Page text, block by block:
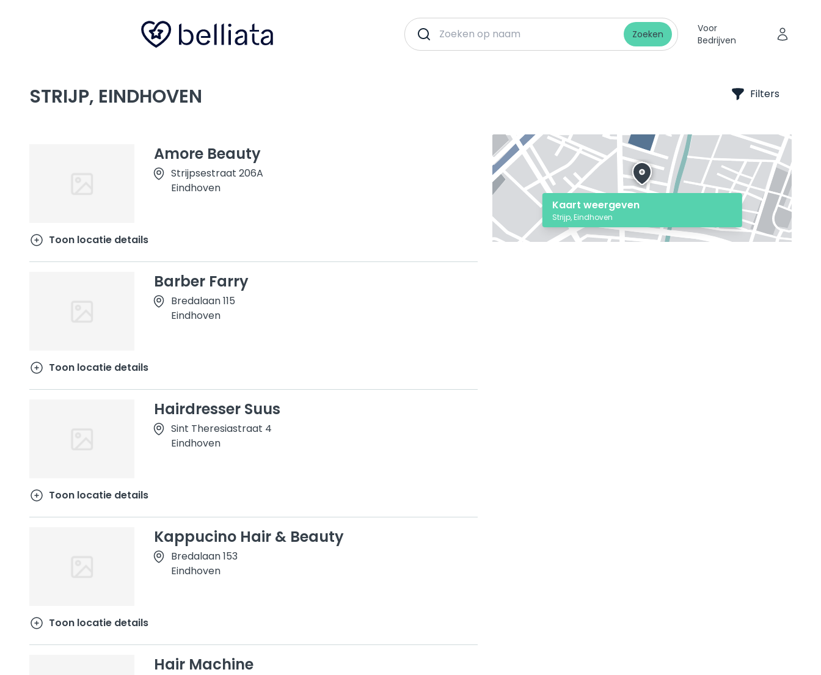
Zoeken
Voor
Bedrijven
STRIJP, EINDHOVEN Filters
Amore Beauty
Strijpsestraat 206A
Eindhoven
Toon locatie details
Barber Farry
Bredalaan 115
Eindhoven
Toon locatie details
Hairdresser Suus
Sint Theresiastraat 4
Eindhoven
Toon locatie details
Kappucino Hair & Beauty
Bredalaan 153
Eindhoven
Toon locatie details
Hair Machine
Kaart weergeven
Strijp, Eindhoven